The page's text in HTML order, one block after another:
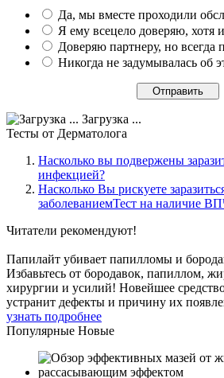
Да, мы вместе проходили
Я ему всецело доверяю, хотя
Доверяю партнеру, но всегда
Никогда не задумывалась об
Загрузка ...
Тесты от Дерматолога
Насколько вы подвержены
инфекцией?
Насколько Вы рискуете
заболеваниемТест на наличие
Читатели рекомендуют!
Папилайт убивает папилломы и
Избавьтесь от бородавок, папиллом,
хирургии и усилий! Новейшее
устранит дефекты и причину их
узнать подробнее
Популярные Новые